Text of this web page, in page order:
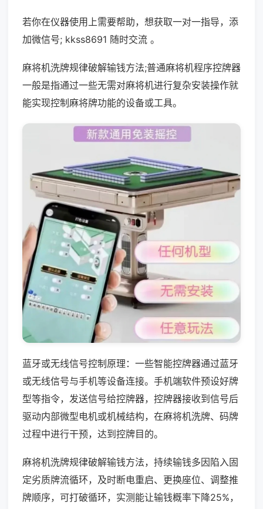
若你在仪器使用上需要帮助，想获取一对一指导，添
加微信号; kkss8691 随时交流 。
麻将机洗牌规律破解输钱方法;普通麻将机程序控牌器
一般是指通过一些无需对麻将机进行复杂安装操作就
能实现控制麻将牌功能的设备或工具。
蓝牙或无线信号控制原理：一些智能控牌器通过蓝牙
或无线信号与手机等设备连接。手机端软件预设好牌
型等指令，发送信号给控牌器，控牌器接收到信号后
驱动内部微型电机或机械结构，在麻将机洗牌、码牌
过程中进行干预，达到控牌目的。
麻将机洗牌规律破解输钱方法，持续输钱多因陷入固
定劣质牌流循环，及时断电重启、更换座位、调整推
牌顺序，可打破循环，实测能让输钱概率下降25%，